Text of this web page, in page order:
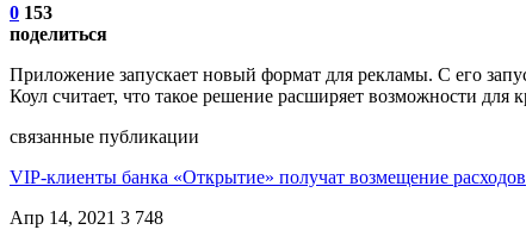
0 153
поделиться
Приложение запускает новый формат для рекламы. С его
Коул считает, что такое решение расширяет возможности для
связанные публикации
VIP-клиенты банка «Открытие» получат возмещение расходов
Апр 14, 2021 3 748